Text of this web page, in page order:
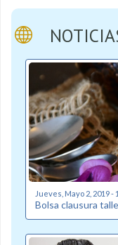
Jueves, Mayo 2, 2019 -
Bolsa clausura